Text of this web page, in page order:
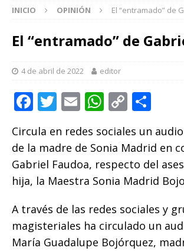
INICIO OPINIÓN El “entramado” de
El “entramado” de
4 de abril de 2022 editor
F
a
c
e
b
o
k
T
it
te
r
E
m
ai
l
W
at
s
A
p
C
p
y
Li
k
m
p
ar
r
Circula en redes sociales un
de la madre de Sonia Madrid en
Gabriel Faudoa, respecto del
hija, la Maestra Sonia Madrid
A través de las redes sociales y
magisteriales ha circulado un
María Guadalupe Bojórquez,